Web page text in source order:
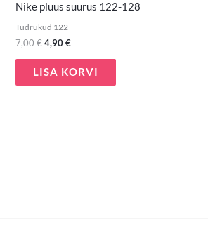
Nike pluus suurus 122-128
Tüdrukud 122
7,00€4,90€
LISA KORVI